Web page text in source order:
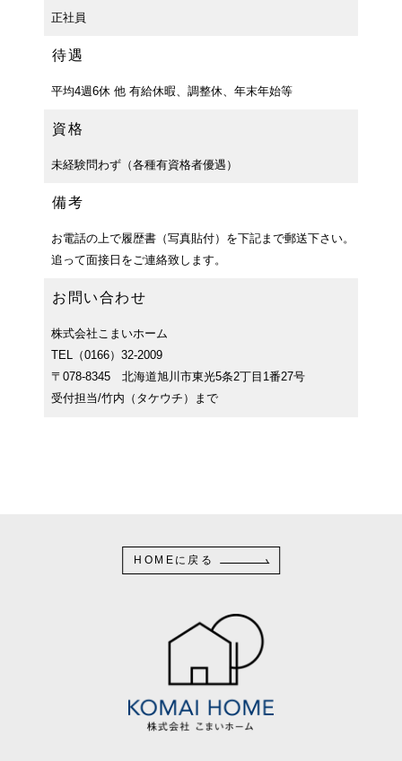
正社員
待遇
平均4週6休 他 有給休暇、調整休、年末年始等
資格
未経験問わず（各種有資格者優遇）
備考
お電話の上で履歴書（写真貼付）を下記まで郵送下さい。
追って面接日をご連絡致します。
お問い合わせ
株式会社こまいホーム
TEL（0166）32-2009
〒078-8345 北海道旭川市東光5条2丁目1番27号
受付担当/竹内（タケウチ）まで
HOMEに戻る